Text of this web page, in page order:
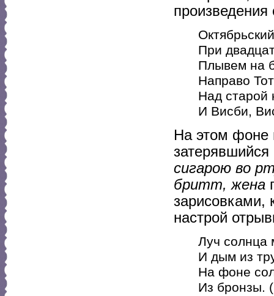
При
Плывем на
Направо
Над старой
И Висби,
На этом фоне
сигарою во
бритт, жена
зарисовками,
настрой
Луч солнца
И дым из
На фоне
Из бронзы.